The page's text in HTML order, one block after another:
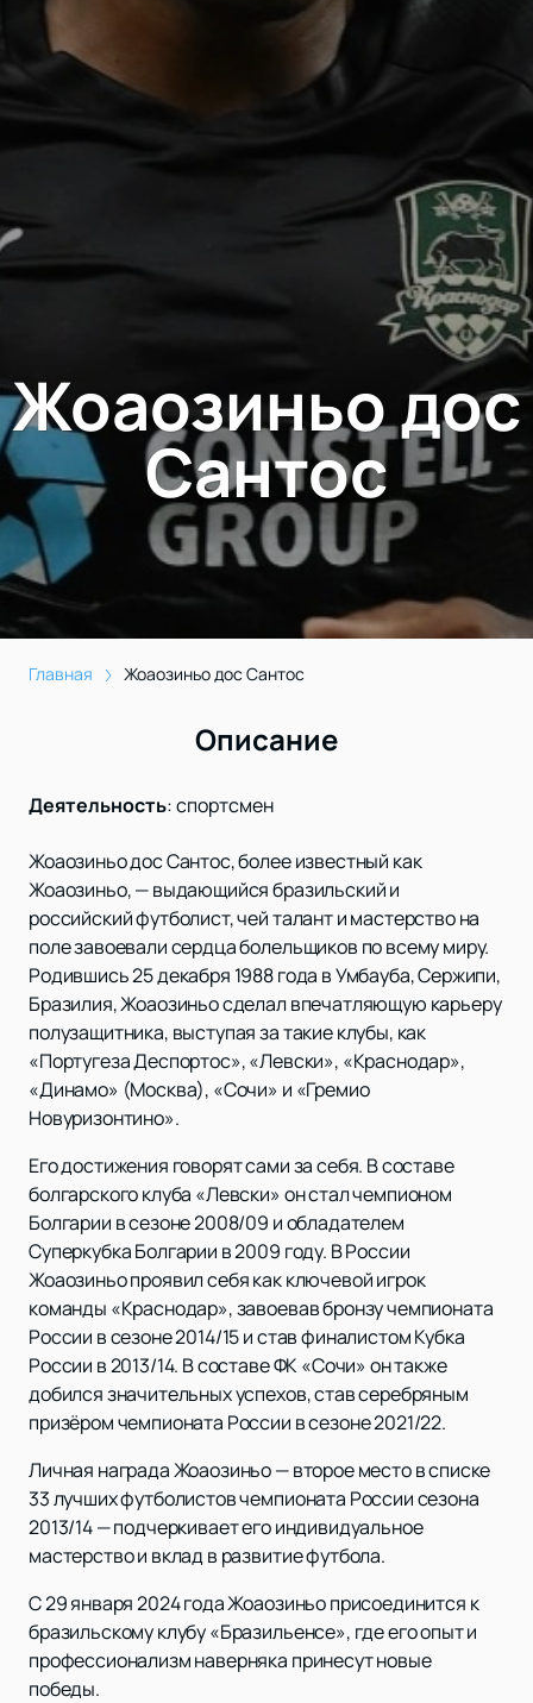
Жоаозиньо дос
Сантос
Главная Жоаозиньо дос Сантос
Описание
Деятельность:спортсмен
Жоаозиньо дос Сантос, более известный как
Жоаозиньо, — выдающийся бразильский и
российский футболист, чей талант и мастерство на
поле завоевали сердца болельщиков по всему миру.
Родившись 25 декабря 1988 года в Умбауба, Сержипи,
Бразилия, Жоаозиньо сделал впечатляющую карьеру
полузащитника, выступая за такие клубы, как
«Португеза Деспортос», «Левски», «Краснодар»,
«Динамо» (Москва), «Сочи» и «Гремио
Новуризонтино».
Его достижения говорят сами за себя. В составе
болгарского клуба «Левски» он стал чемпионом
Болгарии в сезоне 2008/09 и обладателем
Суперкубка Болгарии в 2009 году. В России
Жоаозиньо проявил себя как ключевой игрок
команды «Краснодар», завоевав бронзу чемпионата
России в сезоне 2014/15 и став финалистом Кубка
России в 2013/14. В составе ФК «Сочи» он также
добился значительных успехов, став серебряным
призёром чемпионата России в сезоне 2021/22.
Личная награда Жоаозиньо — второе место в списке
33 лучших футболистов чемпионата России сезона
2013/14 — подчеркивает его индивидуальное
мастерство и вклад в развитие футбола.
С 29 января 2024 года Жоаозиньо присоединится к
бразильскому клубу «Бразильенсе», где его опыт и
профессионализм наверняка принесут новые
победы.